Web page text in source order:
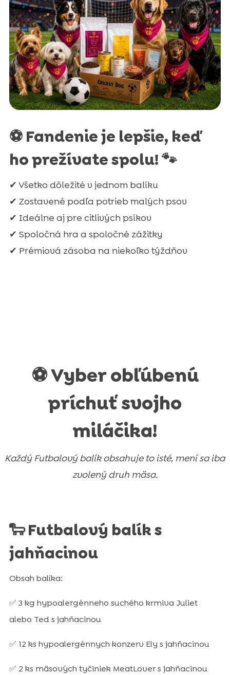
⚽ Fandenie je lepšie, keď
ho prežívate spolu! 🐾
✔ Všetko dôležité v jednom balíku
✔ Zostavené podľa potrieb malých psov
✔ Ideálne aj pre citlivých psíkov
✔ Spoločná hra a spoločné zážitky
✔ Prémiová zásoba na niekoľko týždňov
⚽ Vyber obľúbenú
príchuť svojho
miláčika!
Každý Futbalový balík obsahuje to isté, mení sa iba
zvolený druh mäsa.
🐑 Futbalový balík s
jahňacinou
Obsah balíka:
✅ 3 kg hypoalergénneho suchého krmiva Juliet
alebo Ted s jahňacinou
✅ 12 ks hypoalergénnych konzerv Ely s jahňacinou
✅ 2 ks mäsových tyčiniek MeatLover s jahňacinou